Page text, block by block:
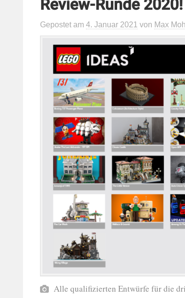
Review-Runde
Gepostet am 4. Januar 2021 von Max
Alle qualifizierten Entwürfe für die